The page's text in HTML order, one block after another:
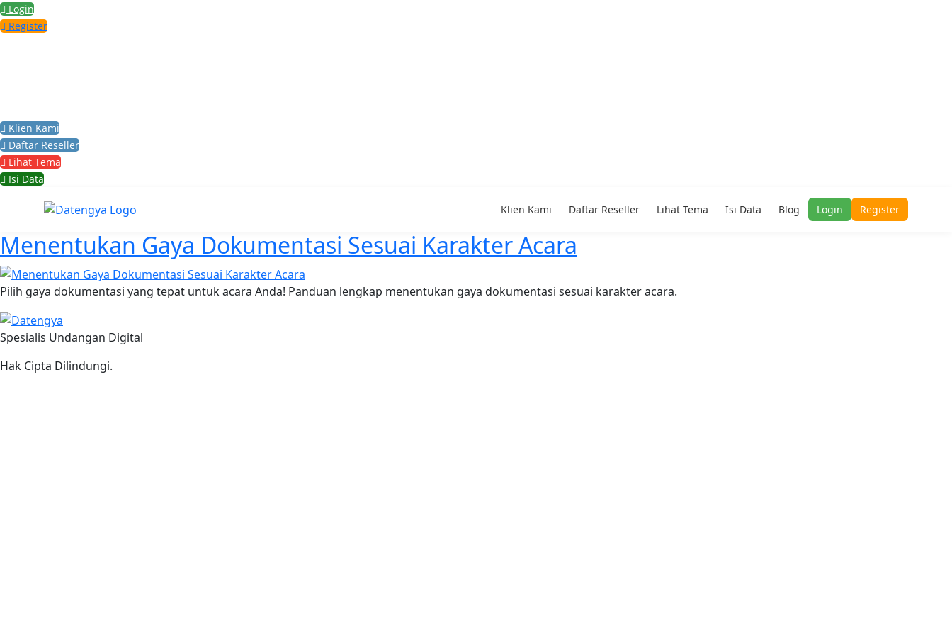
Lewati
ke
Login
Register
Klien Kami
Daftar Reseller
Lihat Tema
Isi Data
Klien Kami Daftar Reseller Lihat Tema Isi Data Blog Login Register
Tag:jessica iskandar
Menentukan Gaya Dokumentasi Sesuai Karakter Acara
Pilih gaya dokumentasi yang tepat untuk acara Anda! Panduan lengkap menentukan gaya dokumentasi sesuai karakter acara.
Spesialis Undangan Digital
Hak Cipta Dilindungi.